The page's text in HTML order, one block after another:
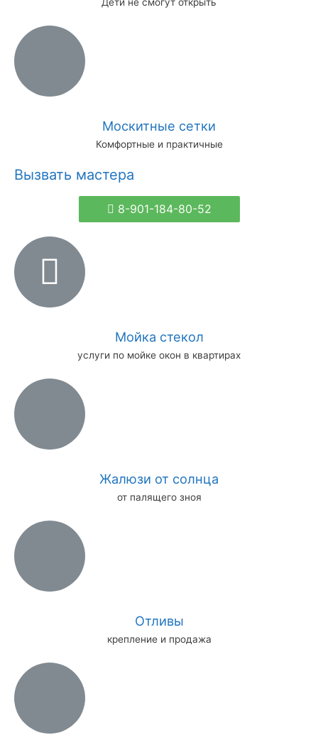
Дети не смогут открыть
Москитные сетки
Комфортные и практичные
Вызвать мастера
8-901-184-80-52
Мойка стекол
услуги по мойке окон в квартирах
Жалюзи от солнца
от палящего зноя
Отливы
крепление и продажа